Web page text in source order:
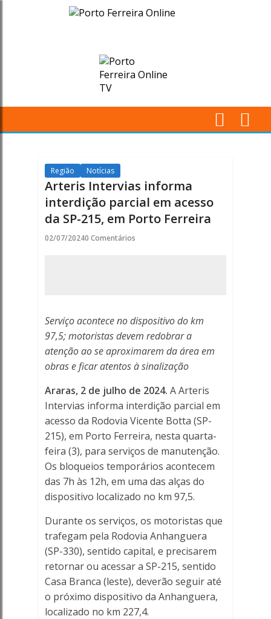
Arteris
informa
interdição
acesso
da
SP-
Ferreira
-
Porto
Ferreira
Online
-
Porto
Ferreira
Online
Região Notícias
Arteris Intervias informa
interdição parcial em acesso
da SP-215, em Porto Ferreira
02/07/20240 Comentários
Serviço acontece no dispositivo do km
97,5; motoristas devem redobrar a
atenção ao se aproximarem da área em
obras e ficar atentos à sinalização
Araras, 2 de julho de 2024. A Arteris
Intervias informa interdição parcial em
acesso da Rodovia Vicente Botta (SP-
215), em Porto Ferreira, nesta quarta-
feira (3), para serviços de manutenção.
Os bloqueios temporários acontecem
das 7h às 12h, em uma das alças do
dispositivo localizado no km 97,5.
Durante os serviços, os motoristas que
trafegam pela Rodovia Anhanguera
(SP-330), sentido capital, e precisarem
retornar ou acessar a SP-215, sentido
Casa Branca (leste), deverão seguir até
o próximo dispositivo da Anhanguera,
localizado no km 227,4.